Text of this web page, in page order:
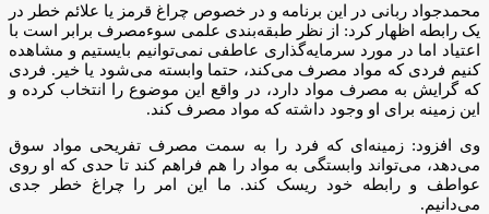
محمدجواد ربانی در این برنامه و در خصوص چراغ قرمز یا علائم خطر در
یک رابطه اظهار کرد: از نظر طبقه‌بندی علمی سوء‌مصرف برابر است با
اعتیاد اما در مورد سرمایه‌گذاری عاطفی نمی‌توانیم بایستیم و مشاهده
کنیم فردی که مواد مصرف می‌کند، حتما وابسته می‌شود یا خیر. فردی
که گرایش به مصرف مواد دارد، در واقع این موضوع را انتخاب کرده و
این زمینه برای او وجود داشته که مواد مصرف کند.
وی افزود: زمینه‌ای که فرد را به سمت مصرف تفریحی مواد سوق
می‌دهد، می‌تواند وابستگی به مواد را هم فراهم کند تا حدی که او روی
عواطف و رابطه خود ریسک کند. ما این امر را چراغ خطر جدی
می‌دانیم.